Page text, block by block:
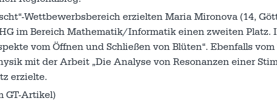
Wettbewerbsbereich erzielten Maria Mironova (14,
im Bereich Mathematik/Informatik einen zweiten Platz.
vom Öffnen und Schließen von Blüten“. Ebenfalls
mit der Arbeit „Die Analyse von Resonanzen einer
erzielte.
GT-Artikel)